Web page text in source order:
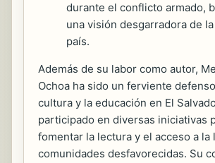
durante el conflicto armado,
una visión desgarradora de
país.
Además de su labor como autor,
Ochoa ha sido un ferviente
cultura y la educación en El
participado en diversas iniciativas
fomentar la lectura y el acceso a la
comunidades desfavorecidas. Su